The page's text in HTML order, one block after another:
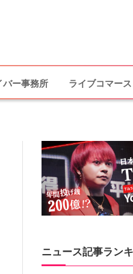
バー事務所 ライブコマース
ニュース記事ラン